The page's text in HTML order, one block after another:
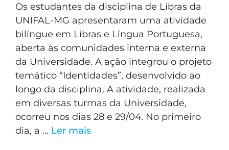
Os estudantes da disciplina de Libras da
UNIFAL-MG apresentaram uma atividade
bilíngue em Libras e Língua Portuguesa,
aberta às comunidades interna e externa
da Universidade. A ação integrou o projeto
temático “Identidades”, desenvolvido ao
longo da disciplina. A atividade, realizada
em diversas turmas da Universidade,
ocorreu nos dias 28 e 29/04. No primeiro
dia, a … Ler mais